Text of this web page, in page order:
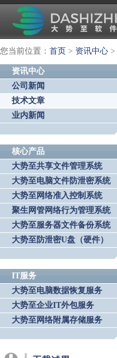
您当前位置： 首页 > 资讯中心 >
资讯中心
公司新闻
技术文章
业内新闻
核心产品
大势至共享文件管理系统
大势至电脑文件防泄密系统
大势至网络准入控制系统
聚生网管网络行为管理系统
大势至服务器文件备份系统
大势至防泄密U盘（硬件）
IT服务
大势至电脑数据恢复服务
大势至企业IT外包服务
大势至网络附属存储服务